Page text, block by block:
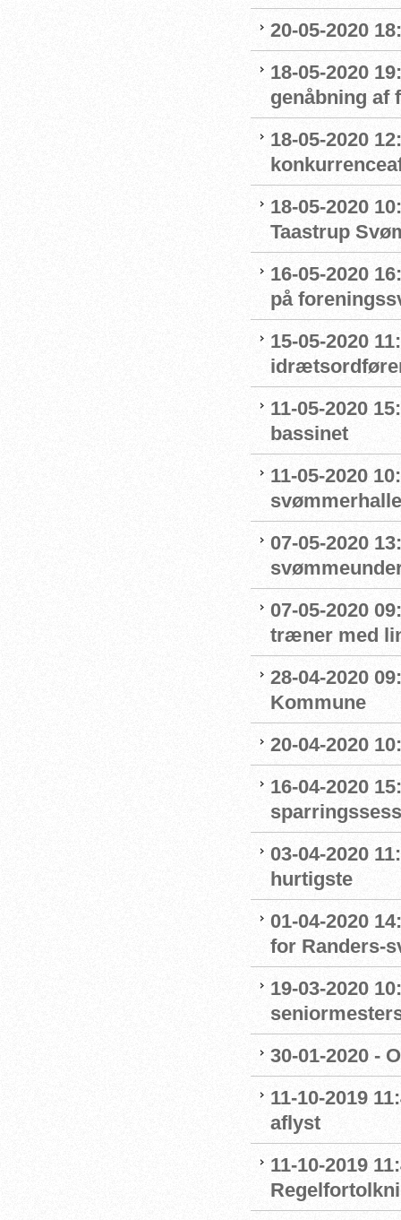
20-05-2020
18-05-2020
genåbning af
18-05-2020
18-05-2020
Taastrup
16-05-2020
på
15-05-2020
11-05-2020
bassinet
11-05-2020
07-05-2020
07-05-2020
træner med
28-04-2020
Kommune
20-04-2020
16-04-2020
03-04-2020
hurtigste
01-04-2020
for Randers-
19-03-2020
30-01-2020 -
11-10-2019
aflyst
11-10-2019